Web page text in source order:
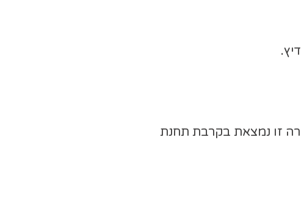
+ ספה נפתחת (לעוד 2 אורחים), גם דירה זו נמצאת בקרבת תחנת